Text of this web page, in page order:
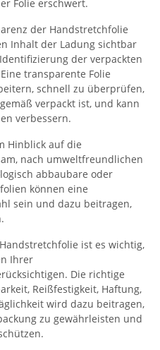
Folie erschwert.
der Handstretchfolie
Inhalt der Ladung sichtbar
der verpackten
transparente Folie
schnell zu überprüfen,
verpackt ist, und kann
verbessern.
Hinblick auf die
nach umweltfreundlichen
abbaubare oder
können eine
sein und dazu beitragen,
ist es wichtig,
Ihrer
Die richtige
Reißfestigkeit, Haftung,
wird dazu beitragen,
zu gewährleisten und